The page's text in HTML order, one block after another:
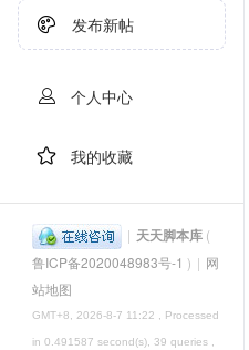
发布新帖
个人中心
我的收藏
| 天天脚本库 (
鲁ICP备2020048983号-1 ) | 网
站地图
GMT+8, 2026-8-7 11:22 , Processed
in 0.491587 second(s), 39 queries ,